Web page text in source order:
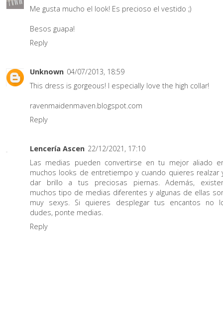
Me gusta mucho el look! Es precioso el vestido ;)
Besos guapa!
Reply
Unknown 04/07/2013, 18:59
This dress is gorgeous! I especially love the high collar!
ravenmaidenmaven.blogspot.com
Reply
Lencería Ascen 22/12/2021, 17:10
Las medias pueden convertirse en tu mejor aliado
muchos looks de entretiempo y cuando quieres realzar
dar brillo a tus preciosas piernas. Además,
muchos tipo de medias diferentes y algunas de ellas
muy sexys. Si quieres desplegar tus encantos no
dudes, ponte medias.
Reply